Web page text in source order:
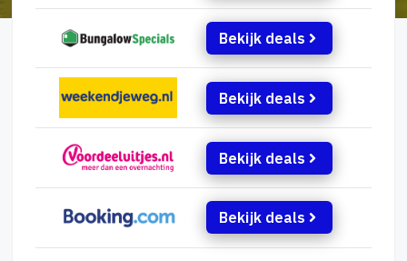
Bekijk deals
Bekijk deals
Bekijk deals
Bekijk deals